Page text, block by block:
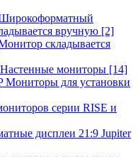
вручную [2]
складывается
мониторы [14]
Мониторы для установки
серии RISE и
дисплеи 21:9 Jupiter